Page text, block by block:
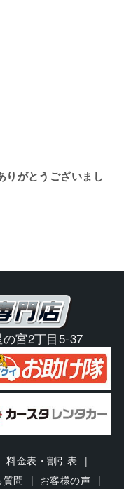
りがとうございまし
宮2丁目5-37
料金表・割引表
質問 お客様の声